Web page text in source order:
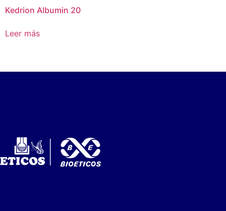
Kedrion Albumin 20
Leer más